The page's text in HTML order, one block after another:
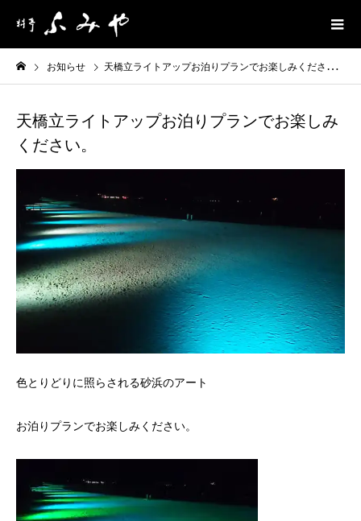
お知らせ 天橋立ライトアップお泊りプランでお楽しみください。
天橋立ライトアップお泊りプランでお楽しみ
ください。
色とりどりに照らされる砂浜のアート
お泊りプランでお楽しみください。